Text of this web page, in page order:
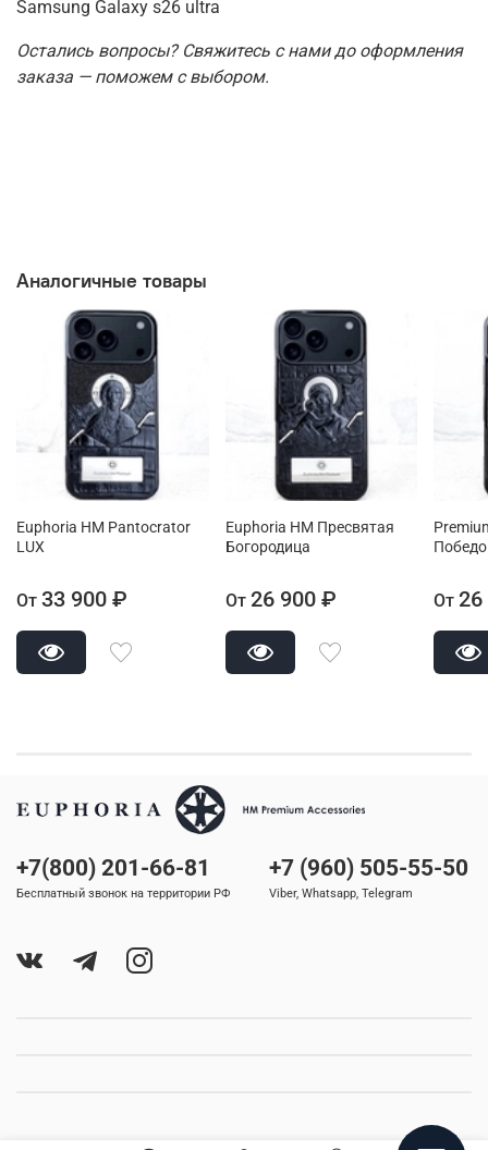
Samsung Galaxy s26 ultra
Остались вопросы? Свяжитесь с нами до оформления
заказа — поможем с выбором.
Аналогичные товары
Euphoria HM Pantocrator
LUX
От 33 900 ₽
Euphoria HM Пресвятая
Богородица
От 26 900 ₽ От 26
+7(800) 201-66-81
Бесплатный звонок на территории РФ
+7 (960) 505-55-50
Viber, Whatsapp, Telegram